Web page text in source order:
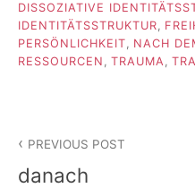
DISSOZIATIVE
IDENTITÄTSSTRUKTUR,
PERSÖNLICHKEIT, NACH
RESSOURCEN , TRAUMA,
PREVIOUS POST
danach